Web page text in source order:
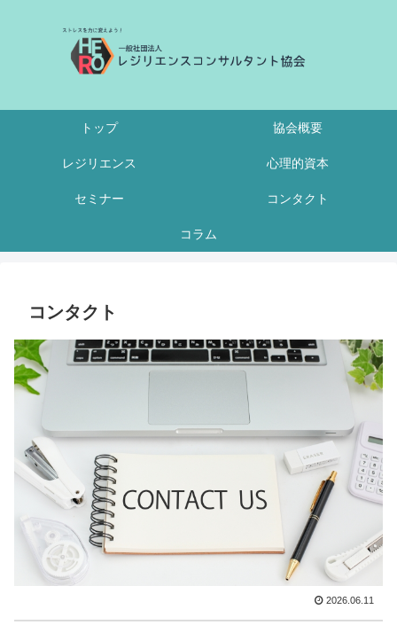
トップ 協会概要
レジリエンス 心理的資本
セミナー コンタクト
コラム
コンタクト
2026.06.11